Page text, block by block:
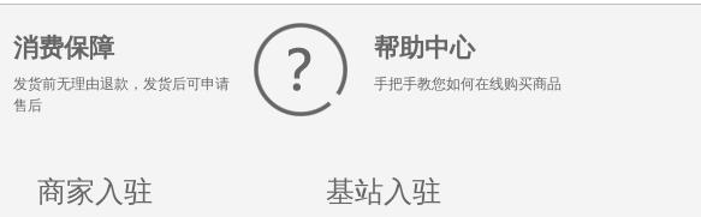
消费保障
发货前无理由退款，发货后可申请
售后
帮助中心
手把手教您如何在线购买商品
商家入驻 基站入驻